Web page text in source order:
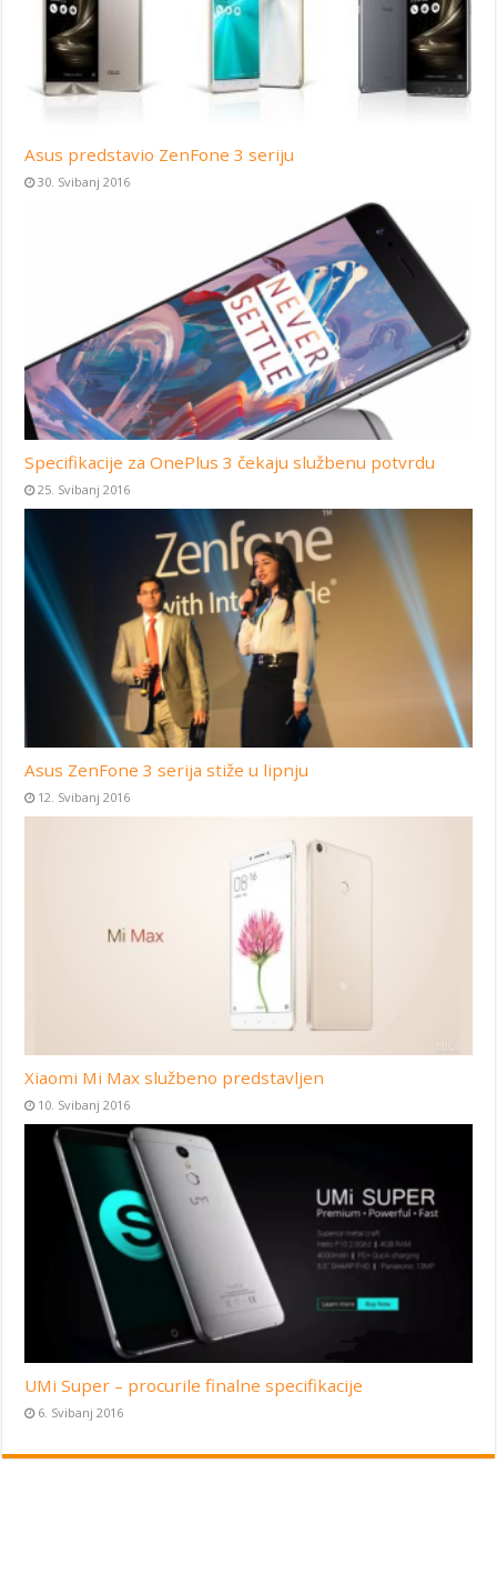
Asus predstavio ZenFone 3 seriju
30. Svibanj 2016
Specifikacije za OnePlus 3 čekaju službenu potvrdu
25. Svibanj 2016
Asus ZenFone 3 serija stiže u lipnju
12. Svibanj 2016
Xiaomi Mi Max službeno predstavljen
10. Svibanj 2016
UMi Super – procurile finalne specifikacije
6. Svibanj 2016